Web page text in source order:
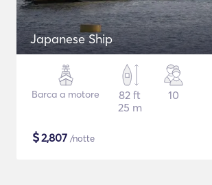
Japanese Ship
Barca a motore
82 ft
25 m
10
$2,807 /notte